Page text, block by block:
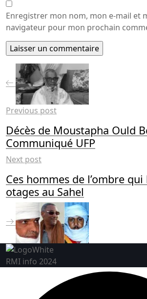
Enregistrer mon nom, mon e-mail et
navigateur pour mon prochain
Previous post
Décès de Moustapha Ould
Communiqué UFP
Next post
Ces hommes de l’ombre
otages au Sahel
RMI info 2024